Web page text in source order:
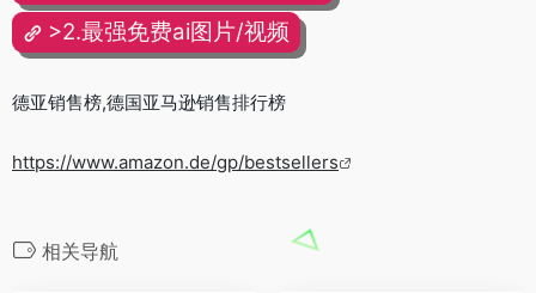
>2.最强免费ai图片/视频
德亚销售榜,德国亚马逊销售排行榜
https://www.amazon.de/gp/bestsellers
相关导航